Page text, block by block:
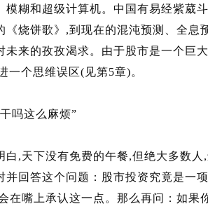
模糊和超级计算机。中国有易经紫葳
《烧饼歌》,到现在的混沌预测、全息
未来的孜孜渴求。由于股市是一个巨
一个思维误区(见第5章)。
吗这么麻烦”
白,天下没有免费的午餐,但绝大多数
并回答这个问题：股市投资究竟是一
在嘴上承认这一点。那么再问：如果